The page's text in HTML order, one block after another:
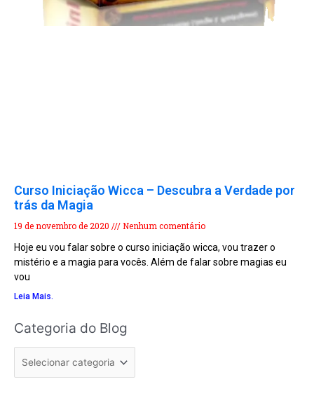
Curso Iniciação Wicca – Descubra a Verdade por
trás da Magia
19 de novembro de 2020
Nenhum comentário
Hoje eu vou falar sobre o curso iniciação wicca, vou trazer o
mistério e a magia para vocês. Além de falar sobre magias eu
vou
Leia Mais.
Categoria do Blog
Categoria